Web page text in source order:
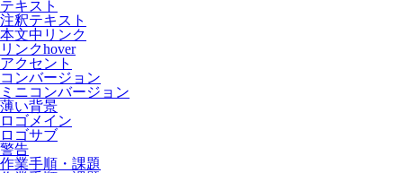
テキスト
注釈テキスト
本文中リンク
リンクhover
アクセント
コンバージョン
ミニコンバージョン
薄い背景
ロゴメイン
ロゴサブ
警告
作業手順・課題